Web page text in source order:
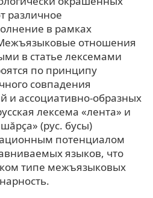
различное
в рамках
отношения
в статье лексемами
по принципу
совпадения
и ассоциативно-образных
лексема «лента» и
(рус. бусы)
потенциалом
языков, что
типе межъязыковых